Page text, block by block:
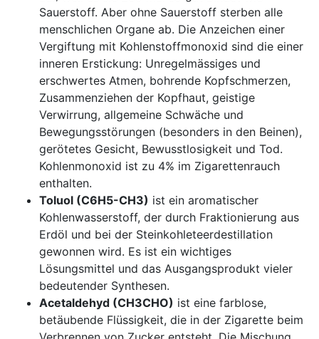
Sauerstoff. Aber ohne Sauerstoff sterben alle
menschlichen Organe ab. Die Anzeichen einer
Vergiftung mit Kohlenstoffmonoxid sind die einer
inneren Erstickung: Unregelmässiges und
erschwertes Atmen, bohrende Kopfschmerzen,
Zusammenziehen der Kopfhaut, geistige
Verwirrung, allgemeine Schwäche und
Bewegungsstörungen (besonders in den Beinen),
gerötetes Gesicht, Bewusstlosigkeit und Tod.
Kohlenmonoxid ist zu 4% im Zigarettenrauch
enthalten.
Toluol (C6H5-CH3) ist ein aromatischer
Kohlenwasserstoff, der durch Fraktionierung aus
Erdöl und bei der Steinkohleteerdestillation
gewonnen wird. Es ist ein wichtiges
Lösungsmittel und das Ausgangsprodukt vieler
bedeutender Synthesen.
Acetaldehyd (CH3CHO) ist eine farblose,
betäubende Flüssigkeit, die in der Zigarette beim